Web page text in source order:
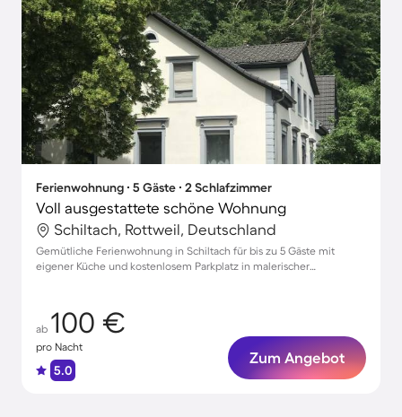
Ferienwohnung ∙ 5 Gäste ∙ 2 Schlafzimmer
Voll ausgestattete schöne Wohnung
Schiltach, Rottweil, Deutschland
Gemütliche Ferienwohnung in Schiltach für bis zu 5 Gäste mit
eigener Küche und kostenlosem Parkplatz in malerischer
ab 100 €
pro Nacht
5.0
Zum Angebot